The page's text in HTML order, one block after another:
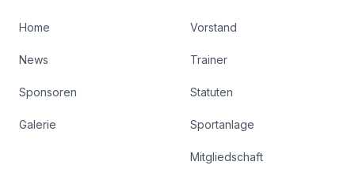
Home
News
Sponsoren
Galerie
Vorstand
Trainer
Statuten
Sportanlage
Mitgliedschaft